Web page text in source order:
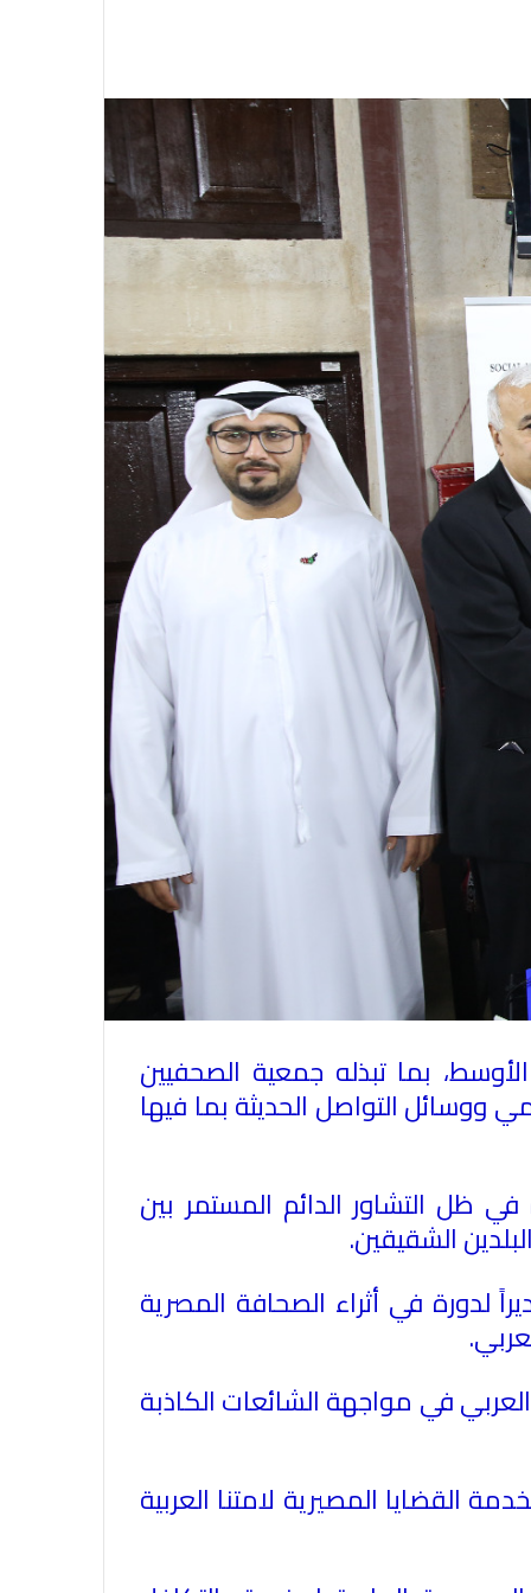
بما تبذله جمعية الصحفيين
ووسائل التواصل الحديثة بما فيها
ظل التشاور الدائم المستمر بين
الشقيقين.
لدورة في أثراء الصحافة المصرية
في مواجهة الشائعات الكاذبة
القضايا المصيرية لامتنا العربية